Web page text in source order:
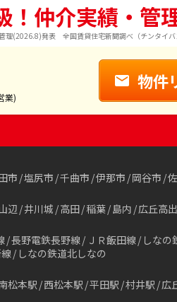
！仲介実績・管
(2026.8)発表 全国賃貸住宅新聞調べ（チンタイバ
業)
物件
市 塩尻市 千曲市 伊那市 岡谷市
辺 井川城 高田 稲葉 島内 広丘高出
長野電鉄長野線 ＪＲ飯田線 しなの
しなの鉄道北しなの
松本駅 西松本駅 平田駅 村井駅 広